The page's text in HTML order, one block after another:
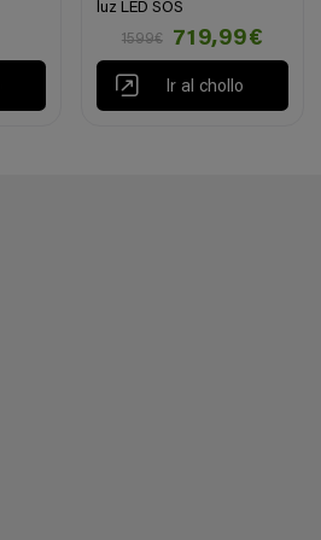
luz LED SOS
1599€
719,99€
Ir al chollo